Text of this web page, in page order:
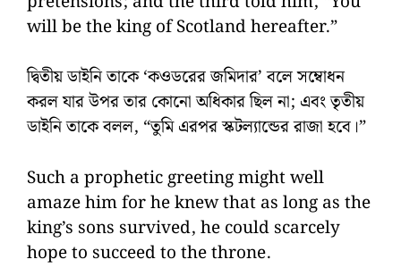
will be the king of Scotland hereafter.”
দ্বিতীয় ডাইনি তাকে ‘কওডরের জমিদার’ বলে সম্বোধন
করল যার উপর তার কোনো অধিকার ছিল না; এবং তৃতীয়
ডাইনি তাকে বলল, “তুমি এরপর স্কটল্যান্ডের রাজা হবে।”
Such a prophetic greeting might well
amaze him for he knew that as long as the
king’s sons survived, he could scarcely
hope to succeed to the throne.